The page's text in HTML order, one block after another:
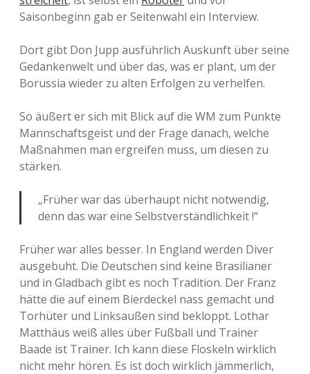
Saisonbeginn gab er Seitenwahl ein Interview.
Dort gibt Don Jupp ausführlich Auskunft über seine
Gedankenwelt und über das, was er plant, um der
Borussia wieder zu alten Erfolgen zu verhelfen.
So äußert er sich mit Blick auf die WM zum Punkte
Mannschaftsgeist und der Frage danach, welche
Maßnahmen man ergreifen muss, um diesen zu
stärken.
„Früher war das überhaupt nicht notwendig,
denn das war eine Selbstverständlichkeit !“
Früher war alles besser. In England werden Diver
ausgebuht. Die Deutschen sind keine Brasilianer
und in Gladbach gibt es noch Tradition. Der Franz
hätte die auf einem Bierdeckel nass gemacht und
Torhüter und Linksaußen sind bekloppt. Lothar
Matthäus weiß alles über Fußball und Trainer
Baade ist Trainer. Ich kann diese Floskeln wirklich
nicht mehr hören. Es ist doch wirklich jämmerlich,